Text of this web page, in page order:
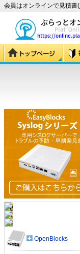
会員はオンラインで見積書(
OpenBlocks